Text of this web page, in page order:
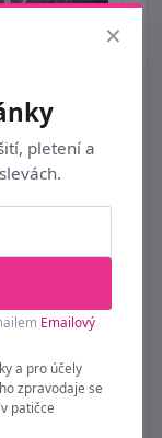
- fialová
×
pletení a
Emailový
a pro účely
zpravodaje se
patičce